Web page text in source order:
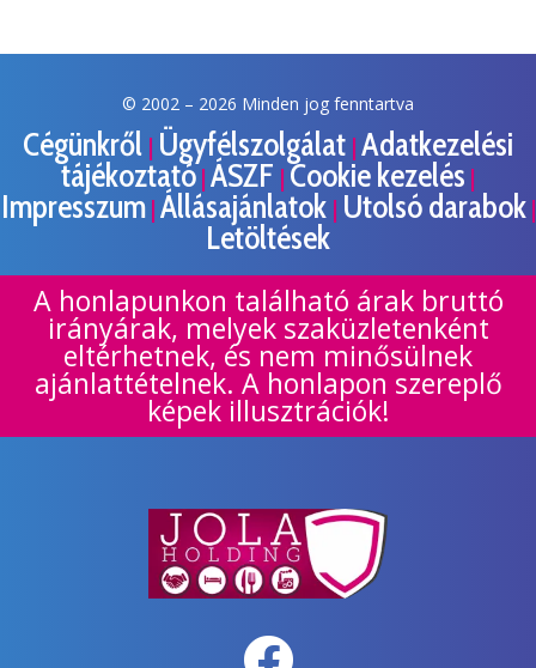
© 2002 – 2026 Minden jog fenntartva
Cégünkről | Ügyfélszolgálat | Adatkezelési
tájékoztató | ÁSZF | Cookie kezelés |
Impresszum| Állásajánlatok | Utolsó darabok|
Letöltések
A honlapunkon található árak bruttó
irányárak, melyek szaküzletenként
eltérhetnek, és nem minősülnek
ajánlattételnek. A honlapon szereplő
képek illusztrációk!